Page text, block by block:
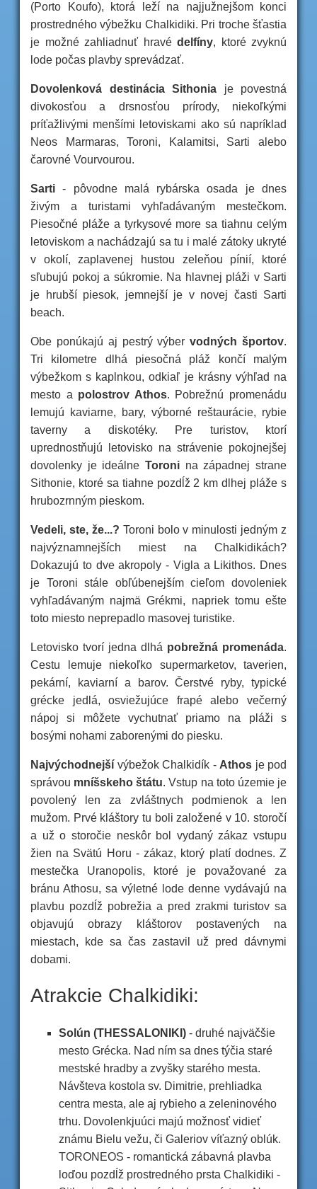
(Porto Koufo), ktorá leží na najjužnejšom konci
prostredného výbežku Chalkidiki. Pri troche šťastia
je možné zahliadnuť hravé delfíny, ktoré zvyknú
lode počas plavby sprevádzať.
Dovolenková destinácia Sithonia je povestná
divokosťou a drsnosťou prírody, niekoľkými
príťažlivými menšími letoviskami ako sú napríklad
Neos Marmaras, Toroni, Kalamitsi, Sarti alebo
čarovné Vourvourou.
Sarti - pôvodne malá rybárska osada je dnes
živým a turistami vyhľadávaným mestečkom.
Piesočné pláže a tyrkysové more sa tiahnu celým
letoviskom a nachádzajú sa tu i malé zátoky ukryté
v okolí, zaplavenej hustou zeleňou pínií, ktoré
sľubujú pokoj a súkromie. Na hlavnej pláži v Sarti
je hrubší piesok, jemnejší je v novej časti Sarti
beach.
Obe ponúkajú aj pestrý výbervodných športov.
Tri kilometre dlhá piesočná pláž končí malým
výbežkom s kaplnkou, odkiaľ je krásny výhľad na
mesto a polostrov Athos. Pobrežnú promenádu
lemujú kaviarne, bary, výborné reštaurácie, rybie
taverny a diskotéky. Pre turistov, ktorí
uprednostňujú letovisko na strávenie pokojnejšej
dovolenky je ideálne Toroni na západnej strane
Sithonie, ktoré sa tiahne pozdĺž 2 km dlhej pláže s
hrubozrnným pieskom.
Vedeli, ste, že...? Toroni bolo v minulosti jedným z
najvýznamnejších miest na Chalkidikách?
Dokazujú to dve akropoly - Vigla a Likithos. Dnes
je Toroni stále obľúbenejším cieľom dovoleniek
vyhľadávaným najmä Grékmi, napriek tomu ešte
toto miesto neprepadlo masovej turistike.
Letovisko tvorí jedna dlhá pobrežná promenáda.
Cestu lemuje niekoľko supermarketov, taverien,
pekární, kaviarní a barov. Čerstvé ryby, typické
grécke jedlá, osviežujúce frapé alebo večerný
nápoj si môžete vychutnať priamo na pláži s
bosými nohami zaborenými do piesku.
Najvýchodnejší výbežok Chalkidík - Athos je pod
správou mníšskeho štátu. Vstup na toto územie je
povolený len za zvláštnych podmienok a len
mužom. Prvé kláštory tu boli založené v 10. storočí
a už o storočie neskôr bol vydaný zákaz vstupu
žien na Svätú Horu - zákaz, ktorý platí dodnes. Z
mestečka Uranopolis, ktoré je považované za
bránu Athosu, sa výletné lode denne vydávajú na
plavbu pozdĺž pobrežia a pred zrakmi turistov sa
objavujú obrazy kláštorov postavených na
miestach, kde sa čas zastavil už pred dávnymi
dobami.
Atrakcie Chalkidiki:
Solún (THESSALONIKI) - druhé najväčšie
mesto Grécka. Nad ním sa dnes týčia staré
mestské hradby a zvyšky starého mesta.
Návšteva kostola sv. Dimitrie, prehliadka
centra mesta, ale aj rybieho a zeleninového
trhu. Dovolenkjuúci majú možnosť vidieť
známu Bielu vežu, či Galeriov víťazný oblúk.
TORONEOS - romantická zábavná plavba
loďou pozdĺž prostredného prsta Chalkidiki -